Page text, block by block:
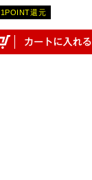
還元